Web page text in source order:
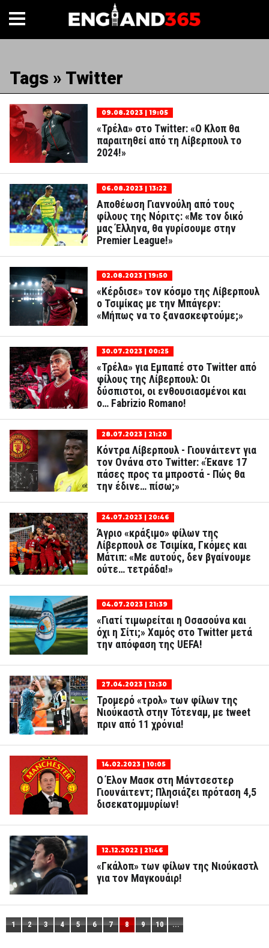
Tags » Twitter
09.08.2023 | 19:05
«Τρέλα» στο Twitter: «Ο Κλοπ θα
παραιτηθεί από τη Λίβερπουλ το
2024!»
06.08.2023 | 13:22
Αποθέωση Γιαννούλη από τους
φίλους της Νόριτς: «Με τον δικό
μας Έλληνα, θα γυρίσουμε στην
Premier League!»
02.08.2023 | 19:50
«Κέρδισε» τον κόσμο της Λίβερπουλ
ο Τσιμίκας με την Μπάγερν:
«Μήπως να το ξανασκεφτούμε;»
30.07.2023 | 00:25
«Τρέλα» για Εμπαπέ στο Twitter από
φίλους της Λίβερπουλ: Οι
δύσπιστοι, οι ενθουσιασμένοι και
ο… Fabrizio Romano!
28.07.2023 | 21:20
Κόντρα Λίβερπουλ - Γιουνάιτεντ για
τον Ονάνα στο Twitter: «Έκανε 17
πάσες προς τα μπροστά - Πώς θα
την έδινε… πίσω;»
24.07.2023 | 20:46
Άγριο «κράξιμο» φίλων της
Λίβερπουλ σε Τσιμίκα, Γκόμες και
Μάτιπ: «Με αυτούς, δεν βγαίνουμε
ούτε… τετράδα!»
04.07.2023 | 21:39
«Γιατί τιμωρείται η Οσασούνα και
όχι η Σίτι;» Χαμός στο Twitter μετά
την απόφαση της UEFA!
27.04.2023 | 12:30
Τρομερό «τρολ» των φίλων της
Νιούκαστλ στην Τότεναμ, με tweet
πριν από 11 χρόνια!
14.02.2023 | 10:05
Ο Έλον Μασκ στη Μάντσεστερ
Γιουνάιτεντ; Πλησιάζει πρόταση 4,5
δισεκατομμυρίων!
12.12.2022 | 21:46
«Γκάλοπ» των φίλων της Νιούκαστλ
για τον Μαγκουάιρ!
1 2 3 4 5 6 7 8 9 10 ...